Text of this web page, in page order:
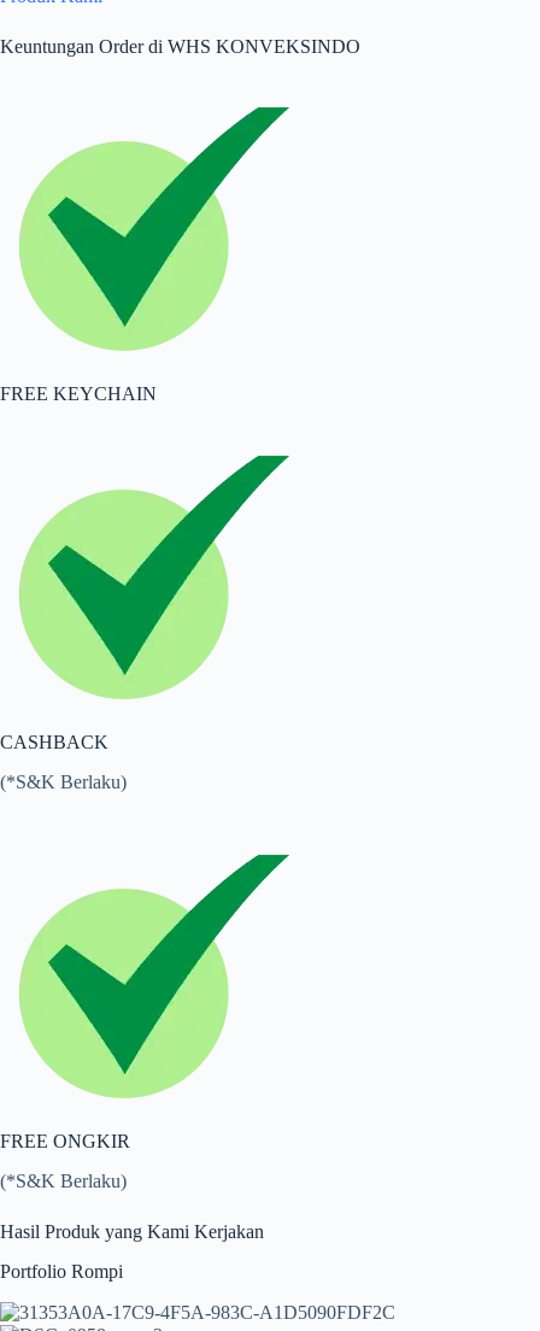
Keuntungan Order di WHS KONVEKSINDO
FREE KEYCHAIN
CASHBACK
(*S&K Berlaku)
FREE ONGKIR
(*S&K Berlaku)
Hasil Produk yang Kami Kerjakan
Portfolio Rompi